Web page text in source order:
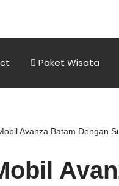
Paket Wisata
Avanza Batam Dengan